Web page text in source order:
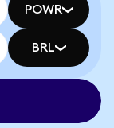
POWR
BRL